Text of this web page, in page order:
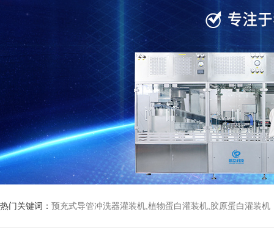
热门关键词： 预充式导管冲洗器灌装机,植物蛋白灌装机,胶原蛋白灌装机